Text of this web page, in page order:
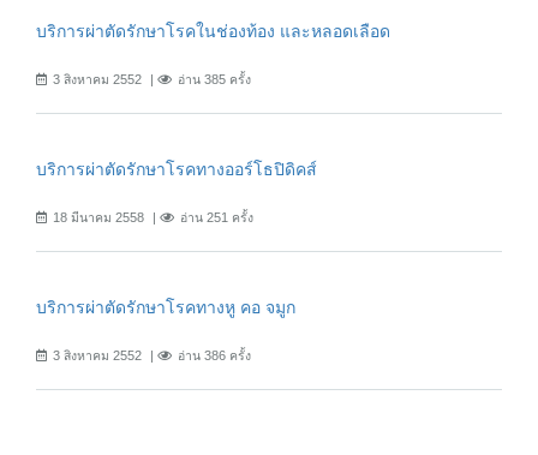
บริการผ่าตัดรักษาโรคในช่องท้อง และหลอดเลือด
3 สิงหาคม 2552 อ่าน 385 ครั้ง
บริการผ่าตัดรักษาโรคทางออร์โธปิดิคส์
18 มีนาคม 2558 อ่าน 251 ครั้ง
บริการผ่าตัดรักษาโรคทางหู คอ จมูก
3 สิงหาคม 2552 อ่าน 386 ครั้ง